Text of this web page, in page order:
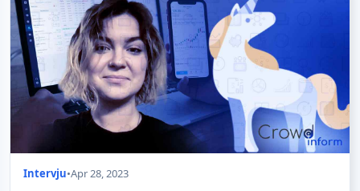
Intervju•Apr 28, 2023